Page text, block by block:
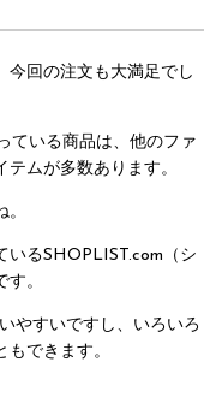
今回の注文も大満足でし
ている商品は、他のファ
ムが多数あります。
いるSHOPLIST.com（シ
。
やすいですし、いろいろ
できます。